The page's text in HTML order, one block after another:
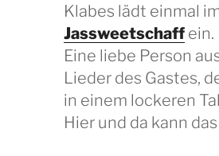
Klabes lädt einmal
Jassweetschaff ein.
Eine liebe Person
Lieder des Gastes,
in einem lockeren
Hier und da kann